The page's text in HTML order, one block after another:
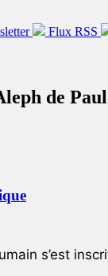
Flux RSS
de
s’est